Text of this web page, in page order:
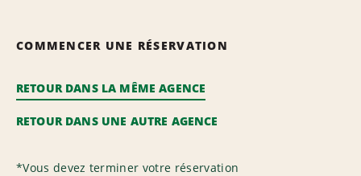
COMMENCER UNE RÉSERVATION
RETOUR DANS LA MÊME AGENCE
RETOUR DANS UNE AUTRE AGENCE
*Vous devez terminer votre réservation